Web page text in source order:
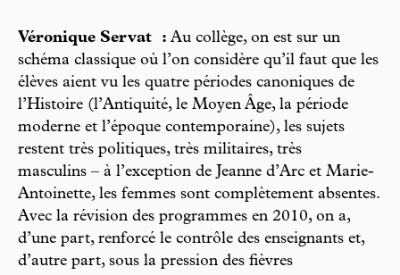
Véronique Servat : Au collège, on est sur un
schéma classique où l’on considère qu’il faut que les
élèves aient vu les quatre périodes canoniques de
l’Histoire (l’Antiquité, le Moyen Âge, la période
moderne et l’époque contemporaine), les sujets
restent très politiques, très militaires, très
masculins – à l’exception de Jeanne d’Arc et Marie-
Antoinette, les femmes sont complètement absentes.
Avec la révision des programmes en 2010, on a,
d’une part, renforcé le contrôle des enseignants et,
d’autre part, sous la pression des fièvres